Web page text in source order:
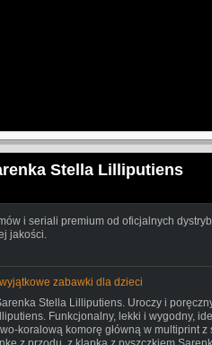
Stella Lilliputiens
i seriali premium od oficjalnych
jakości.
zabawki dla dzieci
Stella Lilliputiens. Uroczy i
Funkcjonalny, lekki i wygodny,
koralową komorę główną w multiprint